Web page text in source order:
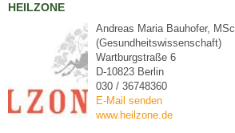
HEILZONE
Andreas Maria Bauhofer, MSc
(Gesundheitswissenschaft)
Wartburgstraße 6
D-10823 Berlin
030 / 36748360
E-Mail senden
www.heilzone.de